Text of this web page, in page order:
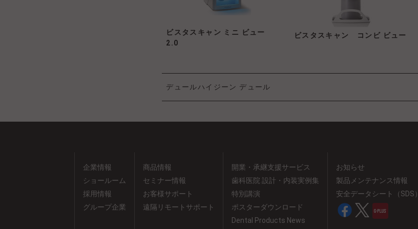
ビスタスキャン ミニ ビュー
2.0
ビスタスキャン コンビ ビュー
デュールハイジーン デュール
企業情報
ショールーム
採用情報
グループ企業
商品情報
セミナー情報
お客様サポート
遠隔リモートサポート
開業・承継支援サービス
歯科医院 設計・内装実例集
特別講演
ポスターダウンロード
Dental Products News
お知らせ
製品メンテナンス情報
安全データシート（SDS）